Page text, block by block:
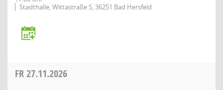
Stadthalle, Wittastraße 5, 36251 Bad Hersfeld
FR27.11.2026